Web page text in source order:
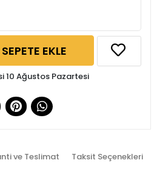
SEPETE EKLE
10 Ağustos Pazartesi
ve Teslimat Taksit Seçenekleri